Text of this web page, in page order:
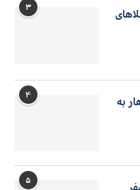
۳
۴
به
۵